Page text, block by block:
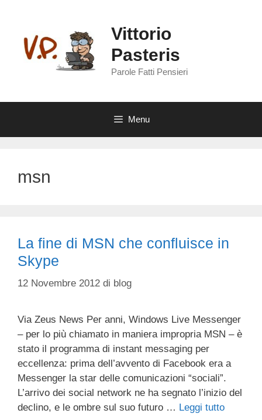
contenuto
Vittorio
Pasteris
Parole Fatti Pensieri
Menu
msn
La fine di MSN che confluisce in
Skype
12 Novembre 2012 di blog
Via Zeus News Per anni, Windows Live Messenger
– per lo più chiamato in maniera impropria MSN – è
stato il programma di instant messaging per
eccellenza: prima dell’avvento di Facebook era a
Messenger la star delle comunicazioni “sociali”.
L’arrivo dei social network ne ha segnato l’inizio del
declino, e le ombre sul suo futuro … Leggi tutto